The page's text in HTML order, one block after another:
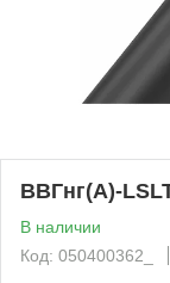
ВВГнг(А)-
В наличии
Код: 050400362_